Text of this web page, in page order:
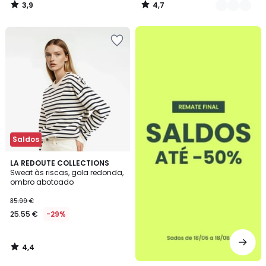
3,9
/
4,7
/
Saldos
LA REDOUTE COLLECTIONS
Sweat às riscas, gola redonda,
ombro abotoado
35.99 €
25.55 € -29%
4,4
/ 5
4,4
/
até